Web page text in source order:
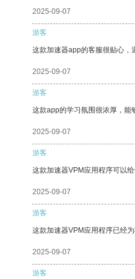
2025-09-07
游客
这款加速器app的客服很贴心，
2025-09-07
游客
这款app的学习氛围很浓厚，能
2025-09-07
游客
这款加速器VPM应用程序可以
2025-09-07
游客
这款加速器VPM应用程序已经
2025-09-07
游客